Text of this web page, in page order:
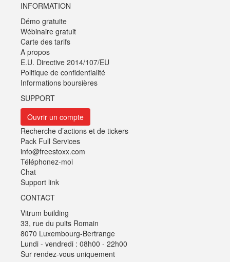
INFORMATION
Démo gratuite
Wébinaire gratuit
Carte des tarifs
A propos
E.U. Directive 2014/107/EU
Politique de confidentialité
Informations boursières
SUPPORT
Ouvrir un compte
Recherche d’actions et de tickers
Pack Full Services
info@freestoxx.com
Téléphonez-moi
Chat
Support link
CONTACT
Vitrum building
33, rue du puits Romain
8070 Luxembourg-Bertrange
Lundi - vendredi : 08h00 - 22h00
Sur rendez-vous uniquement